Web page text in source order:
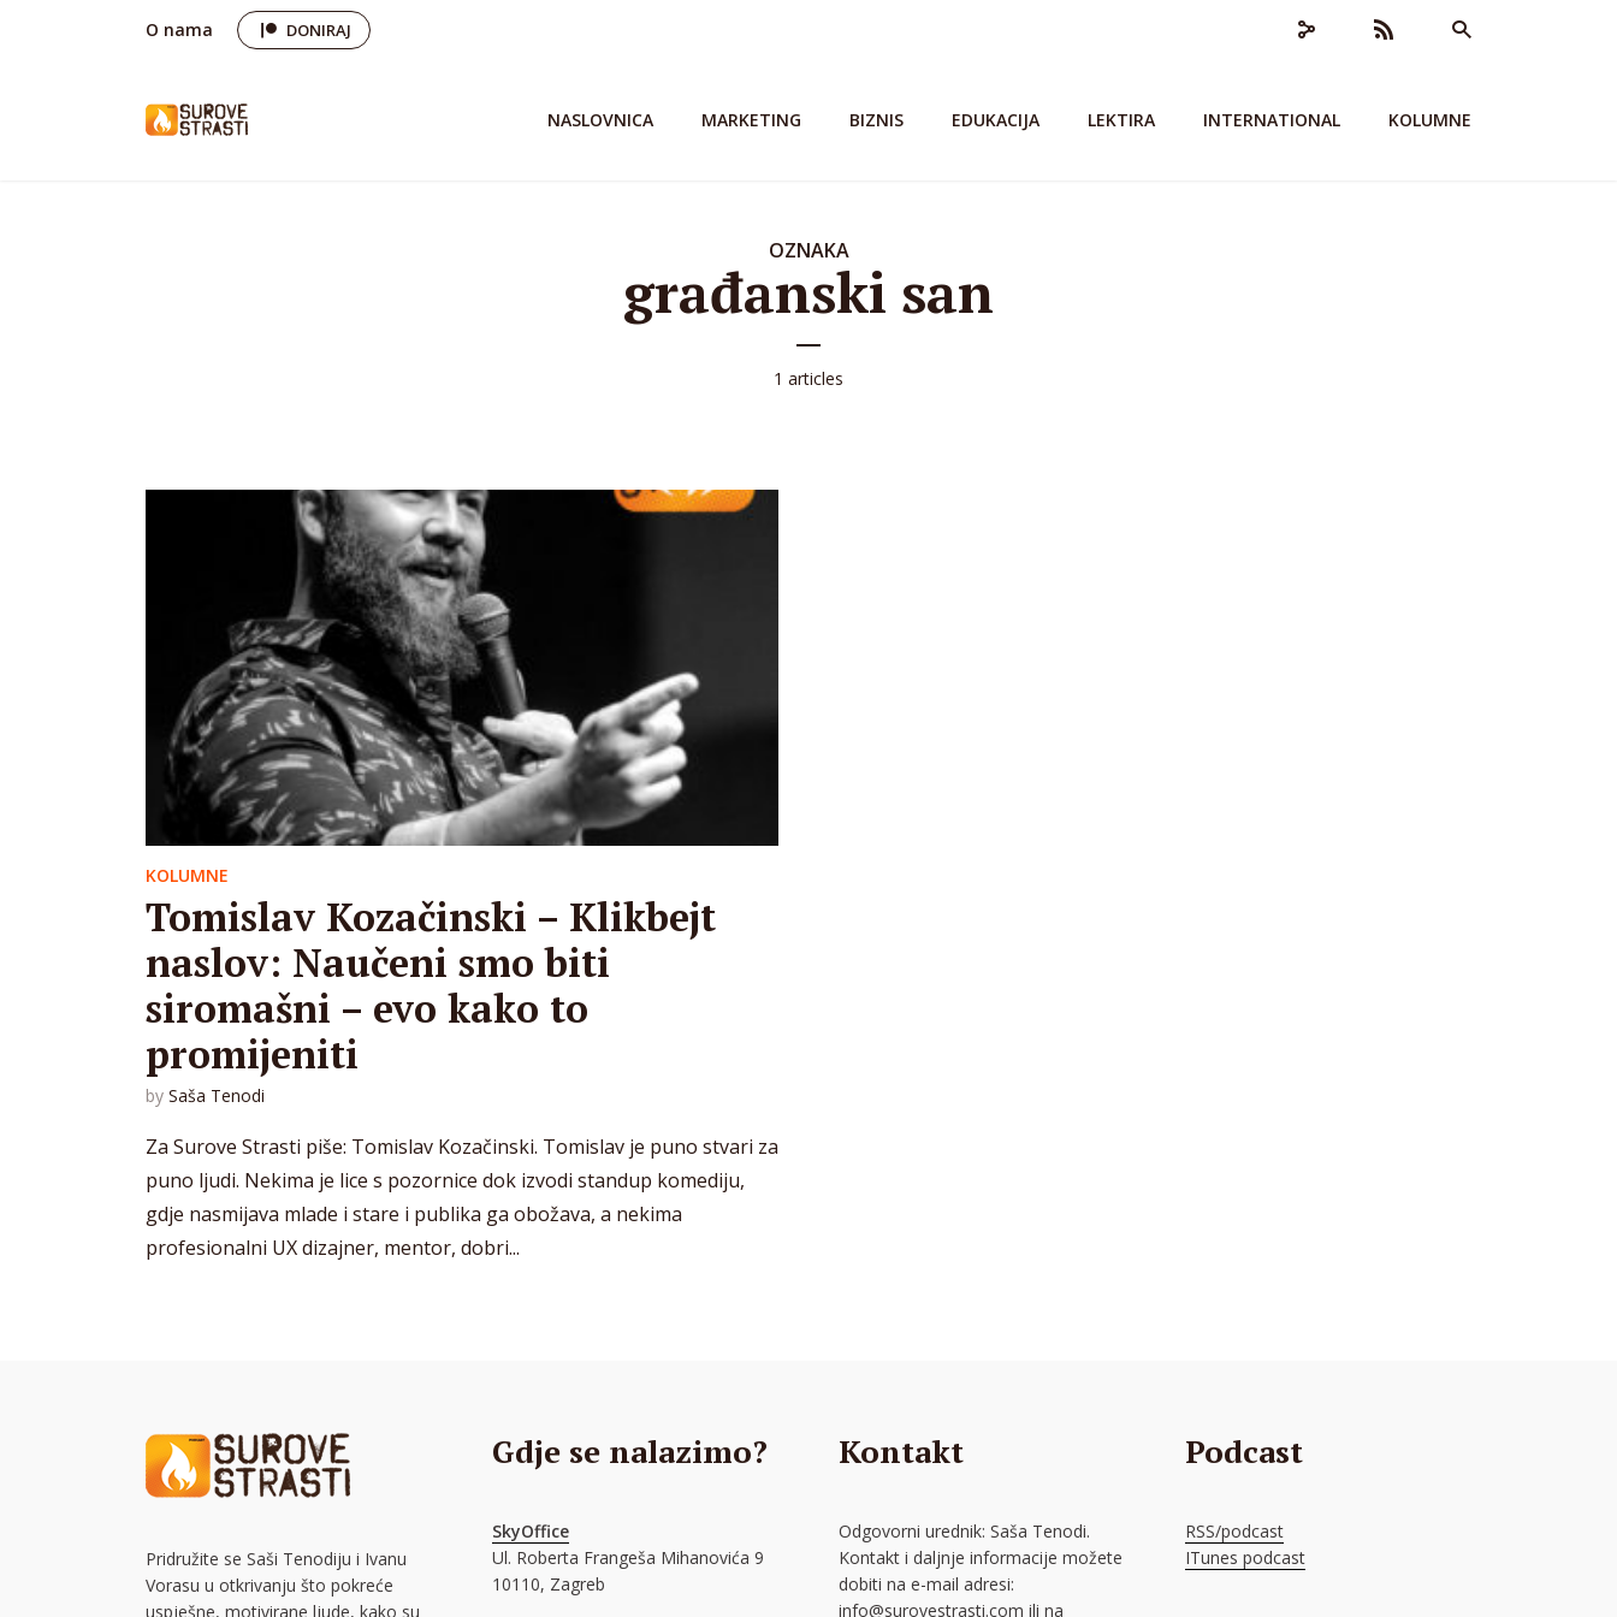
O nama DONIRAJ
NASLOVNICA MARKETING BIZNIS EDUKACIJA LEKTIRA INTERNATIONAL KOLUMNE
OZNAKA
građanski san
1 articles
KOLUMNE
Tomislav Kozačinski – Klikbejt
naslov: Naučeni smo biti
siromašni – evo kako to
promijeniti
by Saša Tenodi
Za Surove Strasti piše: Tomislav Kozačinski. Tomislav je puno stvari za
puno ljudi. Nekima je lice s pozornice dok izvodi standup komediju,
gdje nasmijava mlade i stare i publika ga obožava, a nekima
profesionalni UX dizajner, mentor, dobri...
Pridružite se Saši Tenodiju i Ivanu
Vorasu u otkrivanju što pokreće
uspješne, motivirane ljude, kako su
Gdje se nalazimo?
SkyOffice
Ul. Roberta Frangeša Mihanovića 9
10110, Zagreb
Kontakt
Odgovorni urednik: Saša Tenodi.
Kontakt i daljnje informacije možete
dobiti na e-mail adresi:
info@surovestrasti.com ili na
Podcast
RSS/podcast
ITunes podcast